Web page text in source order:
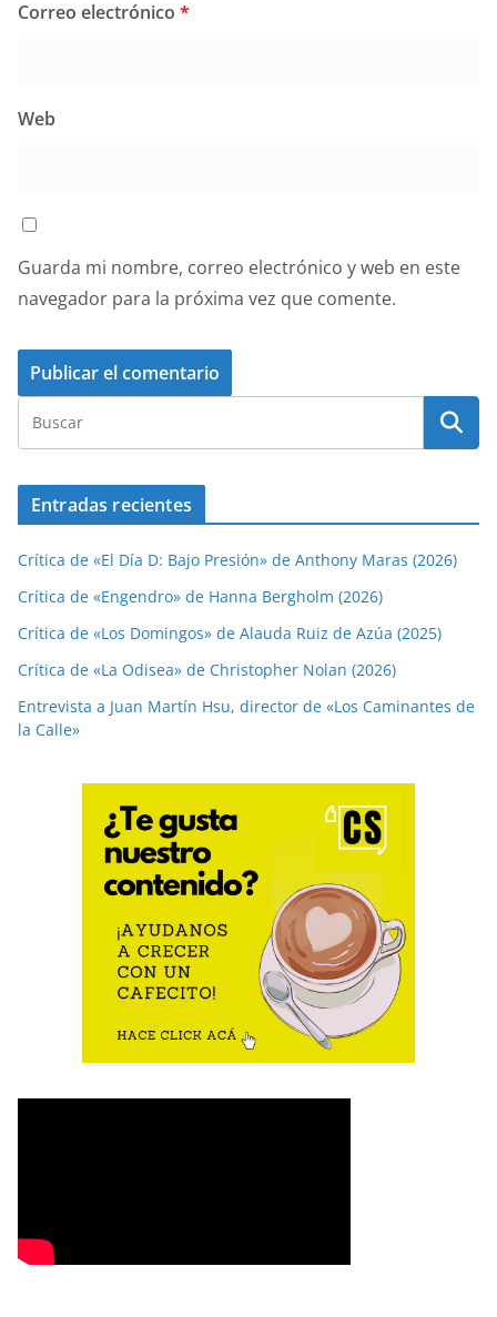
Correo electrónico *
Web
Guarda mi nombre, correo electrónico y web en este
navegador para la próxima vez que comente.
Entradas recientes
Crítica de «El Día D: Bajo Presión» de Anthony Maras (2026)
Crítica de «Engendro» de Hanna Bergholm (2026)
Crítica de «Los Domingos» de Alauda Ruiz de Azúa (2025)
Crítica de «La Odisea» de Christopher Nolan (2026)
Entrevista a Juan Martín Hsu, director de «Los Caminantes de
la Calle»